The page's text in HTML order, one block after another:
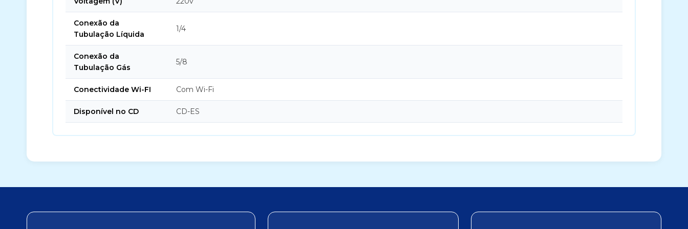
Conexão da
Tubulação Líquida
1/4
Conexão da
Tubulação Gás
5/8
Conectividade Wi-FI Com Wi-Fi
Disponível no CD CD-ES